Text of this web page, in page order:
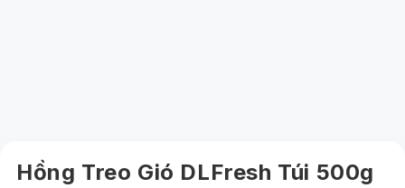
Hồng Treo Gió DLFresh Túi 500g